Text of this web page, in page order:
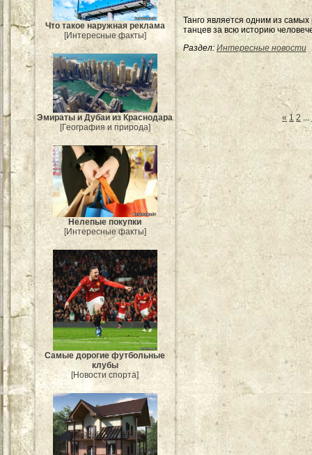
Что такое наружная реклама
[Интересные факты]
Эмираты и Дубаи из Краснодара
[География и природа]
Нелепые покупки
[Интересные факты]
Самые дорогие футбольные
клубы
[Новости спорта]
Танго является одним из самых
танцев за всю историю
Раздел: Интересные новости
« 1 2 ...